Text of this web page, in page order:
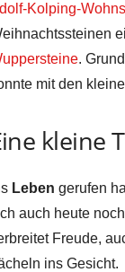
Kolping-
.
mit den
kleine
Leben gerufen
auch heute
Freude,
ins Gesicht.